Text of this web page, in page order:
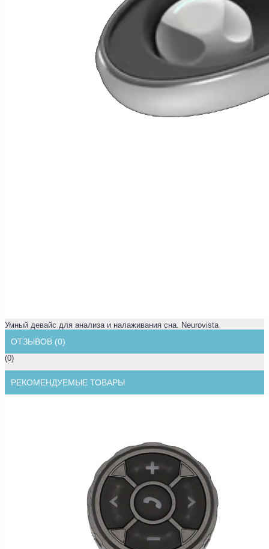
Умный девайс для анализа и налаживания сна. Neurovista
ОТЗЫВОВ (0)
(0)
РЕКОМЕНДУЕМЫЕ ТОВАРЫ